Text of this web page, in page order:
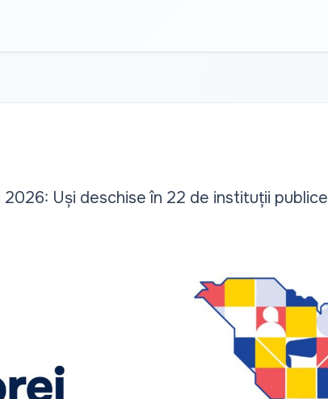
2026: Uși deschise în 22 de instituții publice